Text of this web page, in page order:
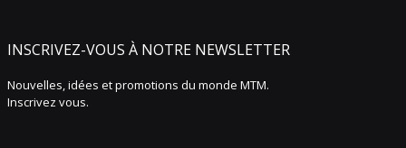
INSCRIVEZ-VOUS À NOTRE NEWSLETTER
Nouvelles, idées et promotions du monde MTM.
Inscrivez vous.